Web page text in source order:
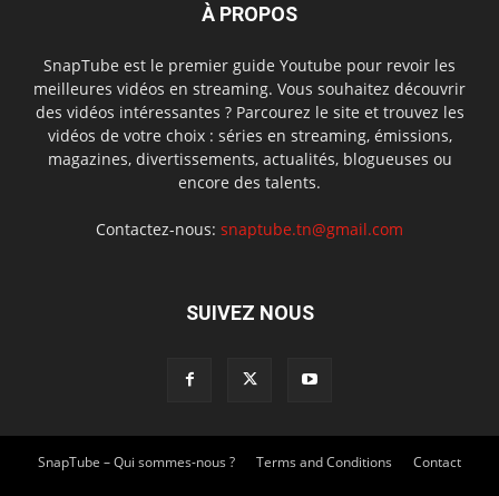
À PROPOS
SnapTube est le premier guide Youtube pour revoir les
meilleures vidéos en streaming. Vous souhaitez découvrir
des vidéos intéressantes ? Parcourez le site et trouvez les
vidéos de votre choix : séries en streaming, émissions,
magazines, divertissements, actualités, blogueuses ou
encore des talents.
Contactez-nous: snaptube.tn@gmail.com
SUIVEZ NOUS
SnapTube – Qui sommes-nous ? Terms and Conditions Contact